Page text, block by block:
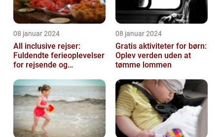
08 januar 2024
All inclusive rejser:
Fuldendte ferieoplevelser
for rejsende og
08 januar 2024
Gratis aktiviteter for børn:
Oplev verden uden at
tømme lommen